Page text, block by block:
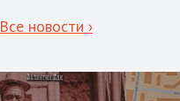
Все новости ›